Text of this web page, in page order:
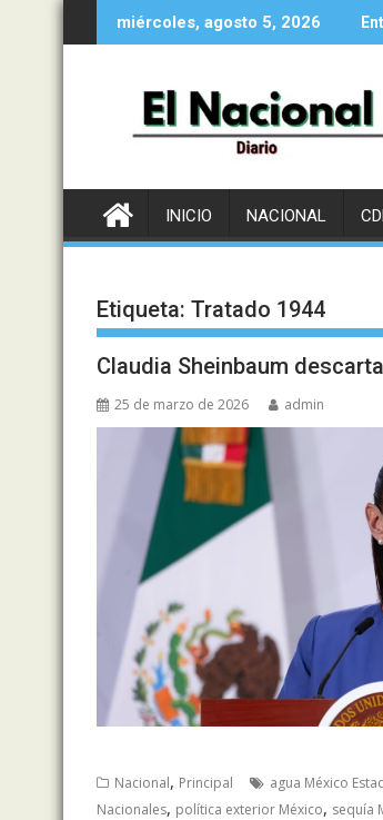
al
miércoles, agosto 5, 2026
INICIO NACIONAL
Etiqueta: Tratado 1944
Claudia Sheinbaum
25 de marzo de 2026 admin
Nacional, Principal agua México
Nacionales, política exterior México, sequía